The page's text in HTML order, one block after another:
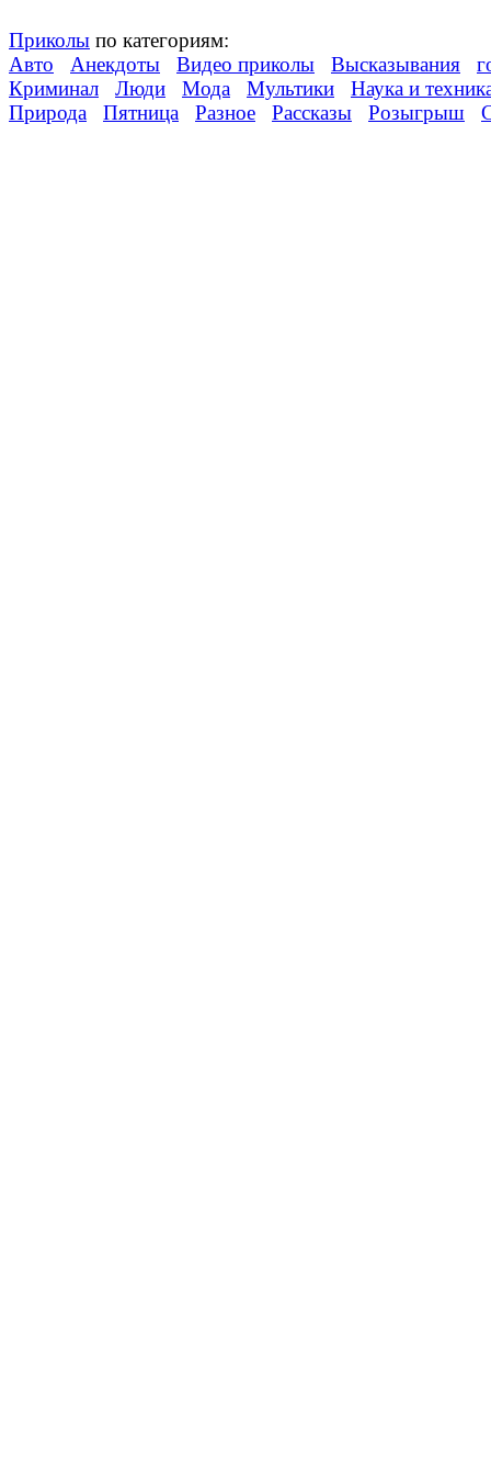
Приколы по категориям:
Авто
Анекдоты Видео приколы Высказывания
Криминал
Люди Мода Мультики
Наука и
Природа
Пятница Разное Рассказы Розыгрыш